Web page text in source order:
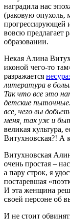
наградила нас
(раковую
прогрессирующей
вовсю предлагает
образовании.
Некая Алина
иконой чего-то
разражается
литература в
Так что все это
детские
все, чего вы
меня, так уж и
великая культура,
Витухновская?! А
Витухновская
очень простая –
а пару строк, я
постаревшая
И эта женщина
своей персоне об
И не стоит